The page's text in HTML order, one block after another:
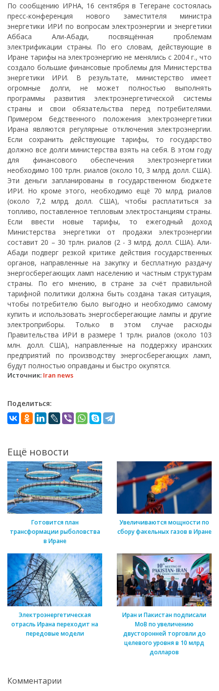
По сообщению ИРНА, 16 сентября в Тегеране состоялась
пресс-конференция нового заместителя министра
энергетики ИРИ по вопросам электроэнергии и энергетики
Аббаса Али-Абади, посвящённая проблемам
электрификации страны. По его словам, действующие в
Иране тарифы на электроэнергию не менялись с 2004 г., что
создало большие финансовые проблемы для Министерства
энергетики ИРИ. В результате, министерство имеет
огромные долги, не может полностью выполнять
программы развития электроэнергетической системы
страны и свои обязательства перед потребителями.
Примером бедственного положения электроэнергетики
Ирана являются регулярные отключения электроэнергии.
Если сохранить действующие тарифы, то государство
должно все долги министерства взять на себя. В этом году
для финансового обеспечения электроэнергетики
необходимо 100 трлн. риалов (около 10, 3 млрд. долл. США).
Эти деньги запланированы в государственном бюджете
ИРИ. Но кроме этого, необходимо ещё 70 млрд. риалов
(около 7,2 млрд. долл. США), чтобы расплатиться за
топливо, поставленное тепловым электростанциям страны.
Если ввести новые тарифы, то ежегодный доход
Министерства энергетики от продажи электроэнергии
составит 20 – 30 трлн. риалов (2 - 3 млрд. долл. США). Али-
Абади подверг резкой критике действия государственных
органов, направленные на закупку и бесплатную раздачу
энергосберегающих ламп населению и частным структурам
страны. По его мнению, в стране за счёт правильной
тарифной политики должна быть создана такая ситуация,
чтобы потребителю было выгодно и необходимо самому
купить и использовать энергосберегающие лампы и другие
электроприборы. Только в этом случае расходы
Правительства ИРИ в размере 1 трлн. риалов (около 103
млн. долл. США), направленные на поддержку иранских
предприятий по производству энергосберегающих ламп,
будут полностью оправданы и быстро окупятся.
Источник: Iran news
Поделиться:
Ещё новости
Готовится план
трансформации рыболовства
в Иране
Увеличиваются мощности по
сбору факельных газов в Иране
Электроэнергетическая
отрасль Ирана переходит на
передовые модели
Иран и Пакистан подписали
МоВ по увеличению
двусторонней торговли до
целевого уровня в 10 млрд
долларов
Комментарии